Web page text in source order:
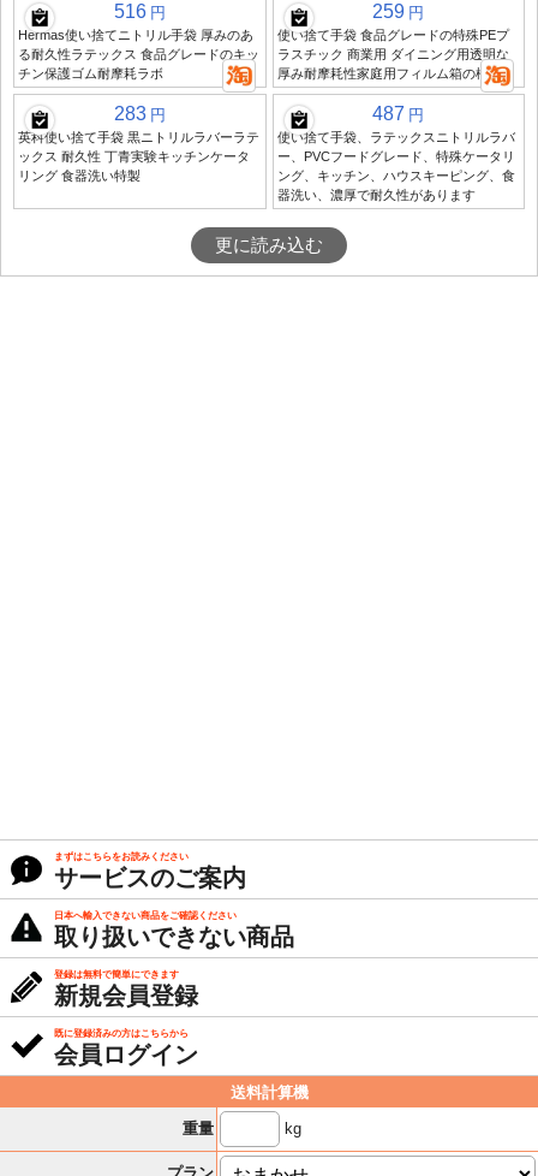
516 円
Hermas使い捨てニトリル手袋 厚みのあ
る耐久性ラテックス 食品グレードのキッ
チン保護ゴム耐摩耗ラボ
259 円
使い捨て手袋 食品グレードの特殊PEプ
ラスチック 商業用 ダイニング用透明な
厚み耐摩耗性家庭用フィルム箱の梱包
283 円
英科使い捨て手袋 黒ニトリルラバーラテ
ックス 耐久性 丁青実験キッチンケータ
リング 食器洗い特製
487 円
使い捨て手袋、ラテックスニトリルラバ
ー、PVCフードグレード、特殊ケータリ
ング、キッチン、ハウスキーピング、食
器洗い、濃厚で耐久性があります
更に読み込む
まずはこちらをお読みください
サービスのご案内
日本へ輸入できない商品をご確認ください
取り扱いできない商品
登録は無料で簡単にできます
新規会員登録
既に登録済みの方はこちらから
会員ログイン
送料計算機
重量
kg